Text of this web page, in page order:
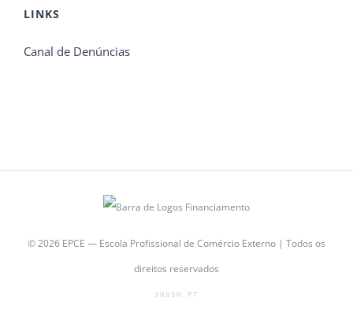
LINKS
Canal de Denúncias
© 2026 EPCE — Escola Profissional de Comércio Externo | Todos os
direitos reservados
3HASH.PT